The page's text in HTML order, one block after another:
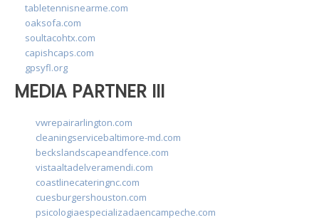
tabletennisnearme.com
oaksofa.com
soultacohtx.com
capishcaps.com
gpsyfl.org
MEDIA PARTNER III
vwrepairarlington.com
cleaningservicebaltimore-md.com
beckslandscapeandfence.com
vistaaltadelveramendi.com
coastlinecateringnc.com
cuesburgershouston.com
psicologiaespecializadaencampeche.com